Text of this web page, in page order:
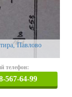
Павлово
телефон:
567-64-99